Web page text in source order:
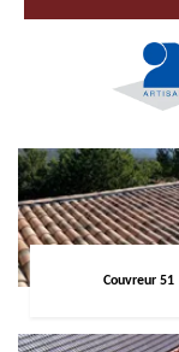
Couvreur 51